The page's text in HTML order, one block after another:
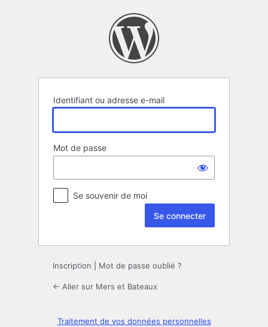
Identifiant ou adresse e-mail
Mot de passe
Se souvenir de moi
Inscription Mot de passe oublié ?
← Aller sur Mers et Bateaux
Traitement de vos données personnelles